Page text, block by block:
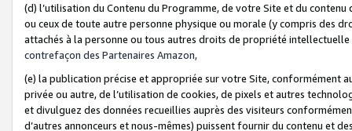
(d) l’utilisation du Contenu du Programme, de votre Site et du
ou ceux de toute autre personne physique ou morale (y compris des
attachés à la personne ou tous autres droits de propriété
contrefaçon des Partenaires Amazon,
(e) la publication précise et appropriée sur votre Site, conformément
privée ou autre, de l’utilisation de cookies, de pixels et autres
et divulguez des données recueillies auprès des visiteurs
d’autres annonceurs et nous-mêmes) puissent fournir du contenu et